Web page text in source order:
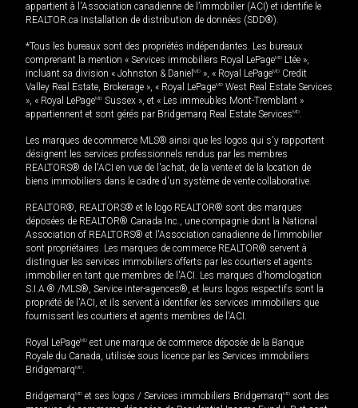
appartient à l'Association canadienne de l’immobilier (ACI) et identifie le
REALTOR.ca Installation de distribution de données (SDD®).
*Tous les bureaux sont des propriétés indépendantes. Les bureaux
comprenant la mention « Services immobiliers Royal LePageMD Ltée »,
incluant sa division « Johnston & Daniel MD », « Royal LePageMD Credit
Valley Real Estate, Brokerage », « Royal LePageMD West Real Estate Services
», « Royal LePageMD Sussex », et « Les immeubles Mont-Tremblant »
appartiennent et sont gérés par Bridgemarq Real Estate ServicesMD.
Les marques de commerce MLS® ainsi que les logos qui s'y rapportent
désignent les services professionnels rendus par les membres
REALTORS® de l'ACI en vue de l'achat, de la vente et de la location de
biens immobiliers dans le cadre d'un système de vente collaborative.
REALTOR®, REALTORS® et le logo REALTOR® sont des marques
déposées de REALTOR® Canada Inc., une compagnie dont la National
Association of REALTORS® et l'Association canadienne de l’immobilier
sont propriétaires. Les marques de commerce REALTOR® servent à
distinguer les services immobiliers offerts par les courtiers et agents
immobilier en tant que membres de l'ACI. Les marques d'homologation
S.I.A.® /MLS®, Service inter-agences®, et leurs logos respectifs sont la
propriété de l'ACI, et ils servent à identifier les services immobiliers que
fournissent les courtiers et agents membres de l'ACI.
Royal LePageMD est une marque de commerce déposée de la Banque
Royale du Canada, utilisée sous licence par les Services immobiliers
BridgemarqMD.
BridgemarqMD et ses logos / Services immobiliers BridgemarqMD sont des